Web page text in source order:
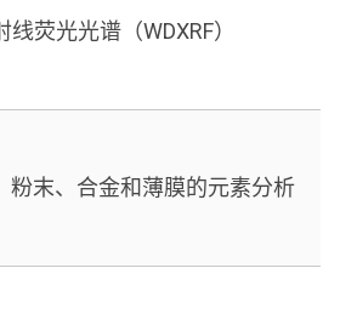
荧光光谱（WDXRF）
粉末、合金和薄膜的元素分析